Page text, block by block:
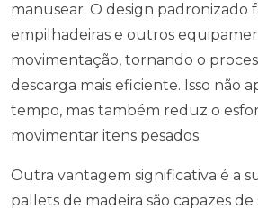
manusear. O design padronizado
empilhadeiras e outros
movimentação, tornando o
descarga mais eficiente. Isso não
tempo, mas também reduz o
movimentar itens pesados.
Outra vantagem significativa é a
pallets de madeira são capazes